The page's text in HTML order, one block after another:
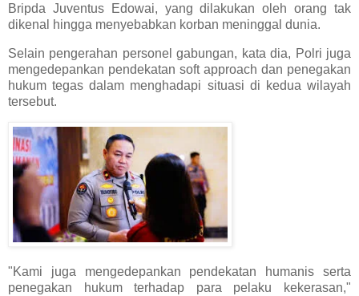
Bripda Juventus Edowai, yang dilakukan oleh orang tak
dikenal hingga menyebabkan korban meninggal dunia.
Selain pengerahan personel gabungan, kata dia, Polri juga
mengedepankan pendekatan soft approach dan penegakan
hukum tegas dalam menghadapi situasi di kedua wilayah
tersebut.
"Kami juga mengedepankan pendekatan humanis serta
penegakan hukum terhadap para pelaku kekerasan,"